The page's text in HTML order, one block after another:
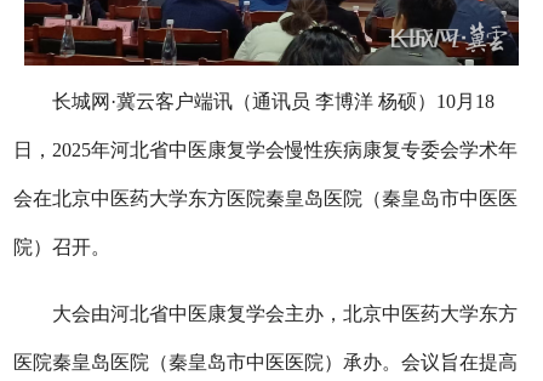
长城网·冀云客户端讯（通讯员 李博洋 杨硕）10月18
日，2025年河北省中医康复学会慢性疾病康复专委会学术年
会在北京中医药大学东方医院秦皇岛医院（秦皇岛市中医医
院）召开。
大会由河北省中医康复学会主办，北京中医药大学东方
医院秦皇岛医院（秦皇岛市中医医院）承办。会议旨在提高